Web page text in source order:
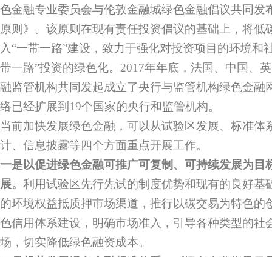
色金融专业委员会与伦敦金融城绿色金融倡议共同发
原则》。该原则在现有责任投资倡议的基础上，将低
入“一带一路”建设，致力于强化对投资项目的环境和
带一路”投资的绿色化。2017年年底，法国、中国、
融监管机构共同发起成立了央行与监管机构绿色金融
络已经扩展到19个国家的央行和监管机构。
当前加快发展绿色金融，可以从试验区发展、标准体
计、信息披露等四个方面重点开展工作。
一是以促进绿色金融可推广可复制、可持续发展为目
展。 利用试验区先行先试的制度优势和现有的良好基
的环境权益抵质押市场渠道，推行以碳交易为特色的
色信用体系建设，明确市场准入，引导各种类型的社
场，切实降低绿色融资成本。